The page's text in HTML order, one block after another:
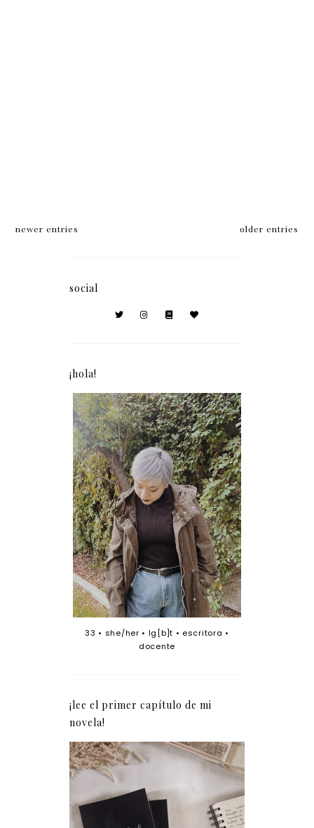
newer entries older entries
social
¡hola!
33 • she/her • lg[b]t • escritora •
docente
¡lee el primer capítulo de mi
novela!
La verdad tras los